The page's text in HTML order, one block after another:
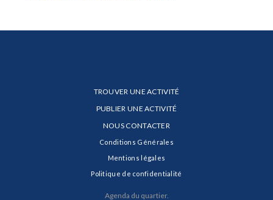
TROUVER UNE ACTIVITÉ
PUBLIER UNE ACTIVITÉ
NOUS CONTACTER
Conditions Générales
Mentions légales
Politique de confidentialité
Agenda du quartier.